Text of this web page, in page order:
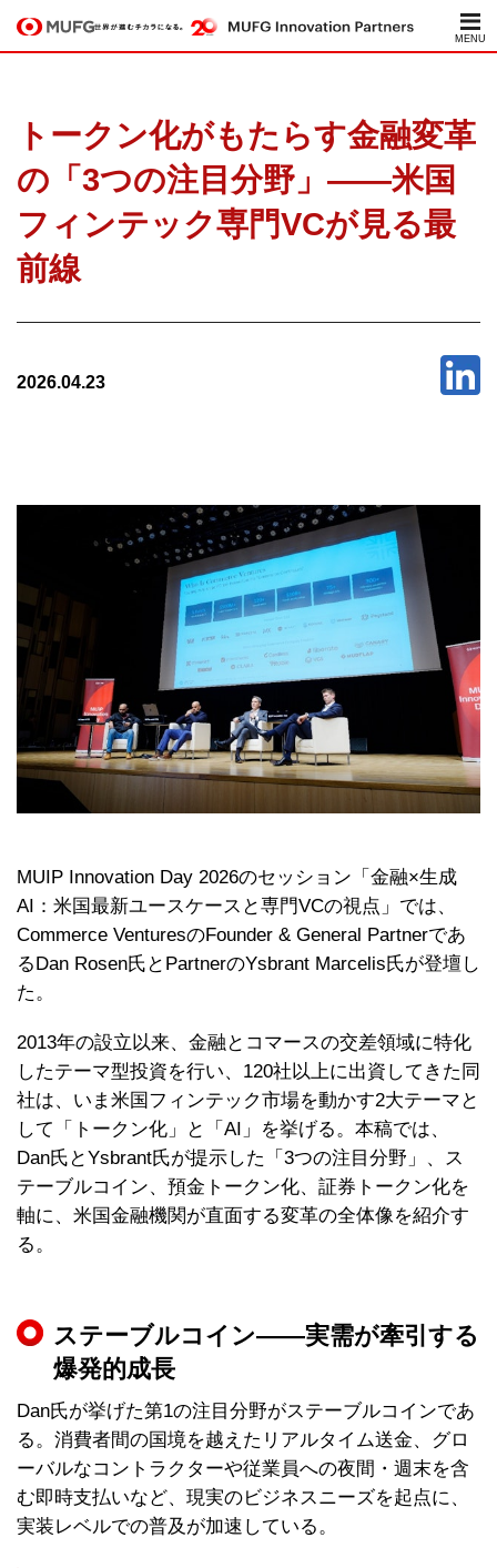
トークン化がもたらす金融変革
の「3つの注目分野」——米国
フィンテック専門VCが見る最
前線
2026.04.23
MUIP Innovation Day 2026のセッション「金融×生成
AI：米国最新ユースケースと専門VCの視点」では、
Commerce VenturesのFounder & General Partnerであ
るDan Rosen氏とPartnerのYsbrant Marcelis氏が登壇し
た。
2013年の設立以来、金融とコマースの交差領域に特化
したテーマ型投資を行い、120社以上に出資してきた同
社は、いま米国フィンテック市場を動かす2大テーマと
して「トークン化」と「AI」を挙げる。本稿では、
Dan氏とYsbrant氏が提示した「3つの注目分野」、ス
テーブルコイン、預金トークン化、証券トークン化を
軸に、米国金融機関が直面する変革の全体像を紹介す
る。
ステーブルコイン——実需が牽引する
爆発的成長
Dan氏が挙げた第1の注目分野がステーブルコインであ
る。消費者間の国境を越えたリアルタイム送金、グロ
ーバルなコントラクターや従業員への夜間・週末を含
む即時支払いなど、現実のビジネスニーズを起点に、
実装レベルでの普及が加速している。